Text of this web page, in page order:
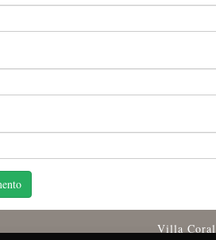
Villa